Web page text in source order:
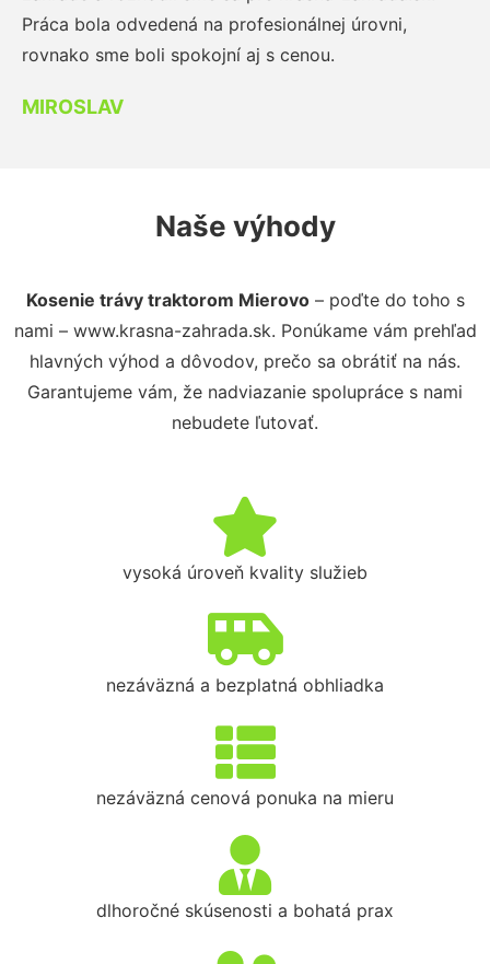
Práca bola odvedená na profesionálnej úrovni,
rovnako sme boli spokojní aj s cenou.
MIROSLAV
Naše výhody
Kosenie trávy traktorom Mierovo– poďte do toho s
nami – www.krasna-zahrada.sk. Ponúkame vám prehľad
hlavných výhod a dôvodov, prečo sa obrátiť na nás.
Garantujeme vám, že nadviazanie spolupráce s nami
nebudete ľutovať.
vysoká úroveň kvality služieb
nezáväzná a bezplatná obhliadka
nezáväzná cenová ponuka na mieru
dlhoročné skúsenosti a bohatá prax